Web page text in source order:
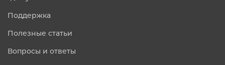
Поддержка
Полезные статьи
Вопросы и ответы